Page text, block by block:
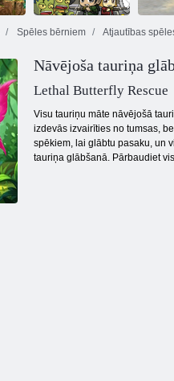
Zombiju misija 1
Spēles bērniem Atjautības
Nāvējoša tauriņa
Lethal Butterfly Rescue
Visu tauriņu māte nāvējošā
izdevās izvairīties no tumsas,
spēkiem, lai glābtu pasaku, un
tauriņa glābšanā. Pārbaudiet